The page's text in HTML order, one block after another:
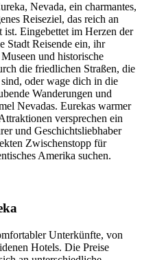
Nevada, ein charmantes,
Reiseziel, das reich an
Eingebettet im Herzen der
Stadt Reisende ein, ihr
und historische
die friedlichen Straßen, die
oder wage dich in die
Wanderungen und
Nevadas. Eurekas warmer
versprechen ein
und Geschichtsliebhaber
Zwischenstopp für
Amerika suchen.
Unterkünfte, von
Hotels. Die Preise